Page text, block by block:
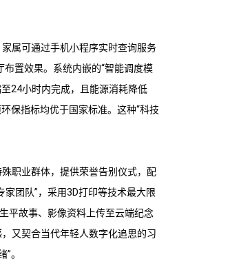
属可通过手机小程序实时查询服务
置效果。系统内嵌的“智能调度模
24小时内完成，且能源消耗降低
保指标均优于国家标准。这种“科技
职业群体，提供荣誉告别仪式，配
团队”，采用3D打印等技术最大限
平故事、影像资料上传至云端纪念
又契合当代年轻人数字化追思的习
。